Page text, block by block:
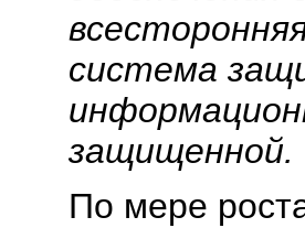
система
защищенной.
По мере